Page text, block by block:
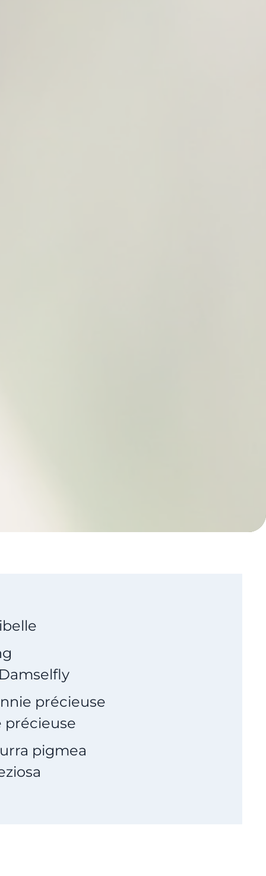
précieuse
précieuse
pigmea